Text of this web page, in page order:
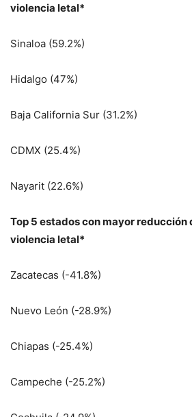
violencia letal*
Sinaloa (59.2%)
Hidalgo (47%)
Baja California Sur (31.2%)
CDMX (25.4%)
Nayarit (22.6%)
Top 5 estados con mayor reducción
violencia letal*
Zacatecas (-41.8%)
Nuevo León (-28.9%)
Chiapas (-25.4%)
Campeche (-25.2%)